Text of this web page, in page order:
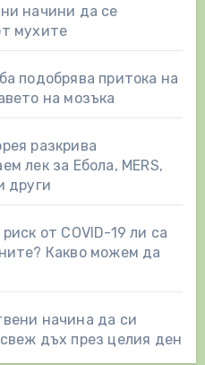
начини да се
мухите
подобрява притока на
на мозъка
разкрива
лек за Ебола, MERS,
други
от COVID-19 ли са
Какво можем да
начинa да си
дъх през целия ден